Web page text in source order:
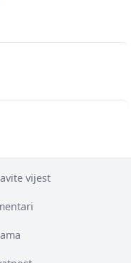
vijest